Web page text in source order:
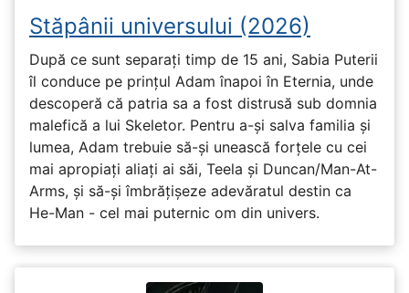
Stăpânii universului (2026)
După ce sunt separați timp de 15 ani, Sabia Puterii
îl conduce pe prințul Adam înapoi în Eternia, unde
descoperă că patria sa a fost distrusă sub domnia
malefică a lui Skeletor. Pentru a-și salva familia și
lumea, Adam trebuie să-și unească forțele cu cei
mai apropiați aliați ai săi, Teela și Duncan/Man-At-
Arms, și să-și îmbrățișeze adevăratul destin ca
He-Man - cel mai puternic om din univers.